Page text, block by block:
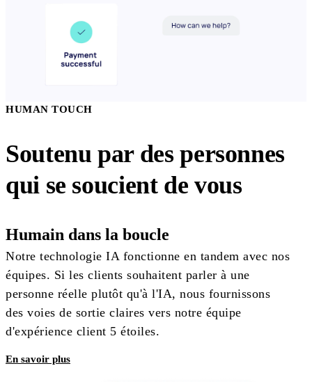
HUMAN TOUCH
Soutenu par des personnes
qui se soucient de vous
Humain dans la boucle
Notre technologie IA fonctionne en tandem avec nos
équipes. Si les clients souhaitent parler à une
personne réelle plutôt qu'à l'IA, nous fournissons
des voies de sortie claires vers notre équipe
d'expérience client 5 étoiles.
En savoir plus